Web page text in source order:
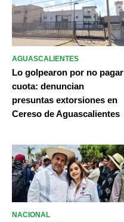
AGUASCALIENTES
Lo golpearon por no pagar
cuota: denuncian
presuntas extorsiones en
Cereso de Aguascalientes
NACIONAL